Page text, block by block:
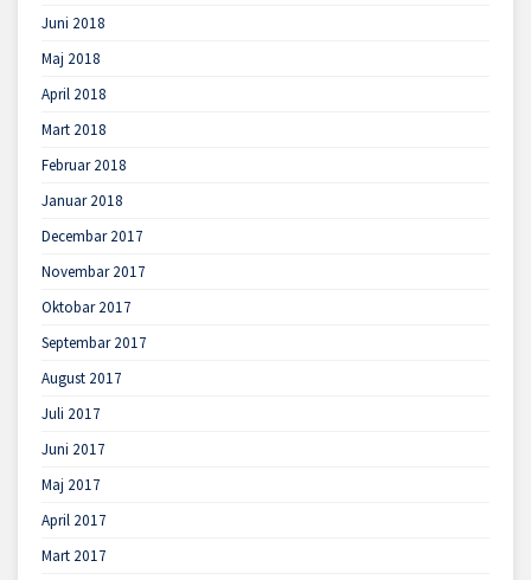
Juni 2018
Maj 2018
April 2018
Mart 2018
Februar 2018
Januar 2018
Decembar 2017
Novembar 2017
Oktobar 2017
Septembar 2017
August 2017
Juli 2017
Juni 2017
Maj 2017
April 2017
Mart 2017